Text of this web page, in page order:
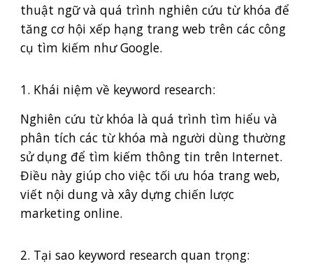
thuật ngữ và quá trình nghiên cứu từ khóa để
tăng cơ hội xếp hạng trang web trên các công
cụ tìm kiếm như Google.
1. Khái niệm về keyword research:
Nghiên cứu từ khóa là quá trình tìm hiểu và
phân tích các từ khóa mà người dùng thường
sử dụng để tìm kiếm thông tin trên Internet.
Điều này giúp cho việc tối ưu hóa trang web,
viết nội dung và xây dựng chiến lược
marketing online.
2. Tại sao keyword research quan trọng: